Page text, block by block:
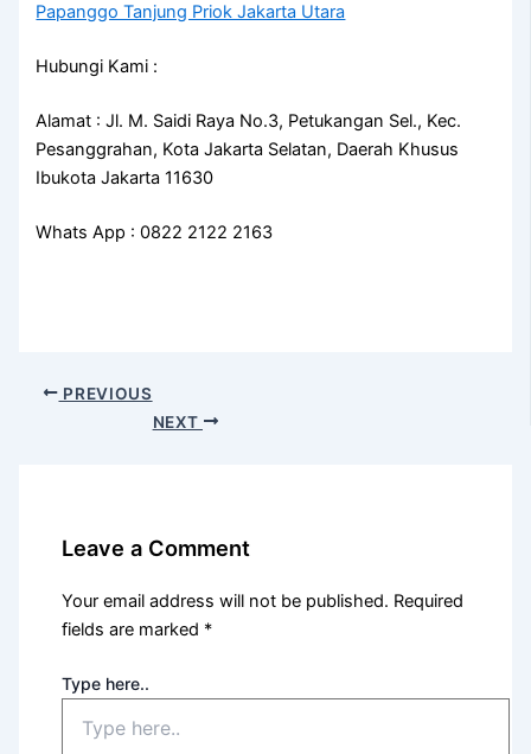
Papanggo Tanjung Priok Jakarta Utara
Hubungi Kami :
Alamat : Jl. M. Saidi Raya No.3, Petukangan Sel., Kec.
Pesanggrahan, Kota Jakarta Selatan, Daerah Khusus
Ibukota Jakarta 11630
Whats App : 0822 2122 2163
PREVIOUS
NEXT
Leave a Comment
Your email address will not be published. Required
fields are marked *
Type here..